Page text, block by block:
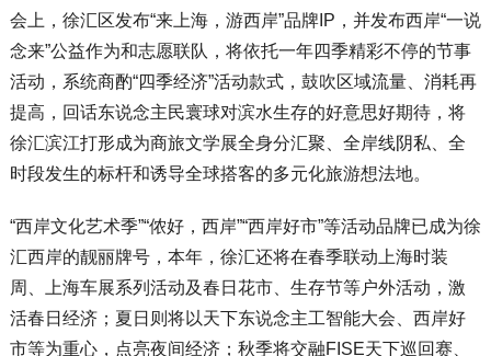
会上，徐汇区发布“来上海，游西岸”品牌IP，并发布西岸“一说
念来”公益作为和志愿联队，将依托一年四季精彩不停的节事
活动，系统商酌“四季经济”活动款式，鼓吹区域流量、消耗再
提高，回话东说念主民寰球对滨水生存的好意思好期待，将
徐汇滨江打形成为商旅文学展全身分汇聚、全岸线阴私、全
时段发生的标杆和诱导全球搭客的多元化旅游想法地。
“西岸文化艺术季”“侬好，西岸”“西岸好市”等活动品牌已成为徐
汇西岸的靓丽牌号，本年，徐汇还将在春季联动上海时装
周、上海车展系列活动及春日花市、生存节等户外活动，激
活春日经济；夏日则将以天下东说念主工智能大会、西岸好
市等为重心，点亮夜间经济；秋季将交融FISE天下巡回赛、